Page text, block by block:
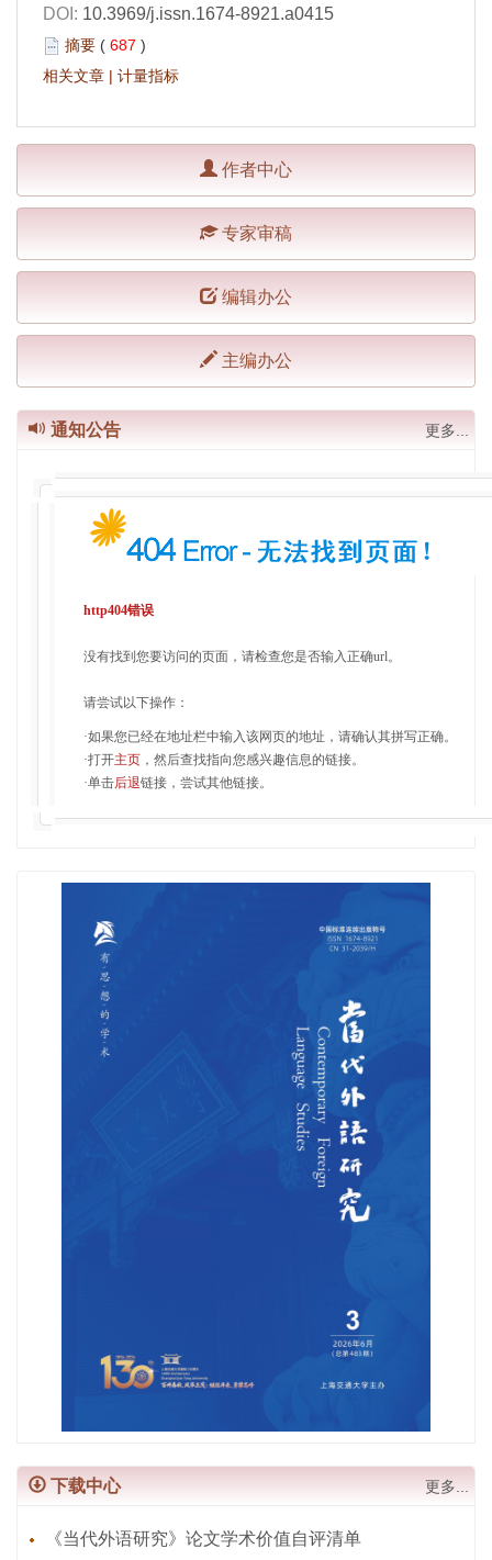
DOI: 10.3969/j.issn.1674-8921.a0415
摘要 ( 687 )
相关文章 | 计量指标
作者中心
专家审稿
编辑办公
主编办公
通知公告 更多...
http404错误
没有找到您要访问的页面，请检查您是否输入正确url。
请尝试以下操作：
·如果您已经在地址栏中输入该网页的地址，请确认其拼写正确。
·打开主页 ，然后查找指向您感兴趣信息的链接。
·单击后退链接，尝试其他链接。
下载中心 更多...
《当代外语研究》论文学术价值自评清单